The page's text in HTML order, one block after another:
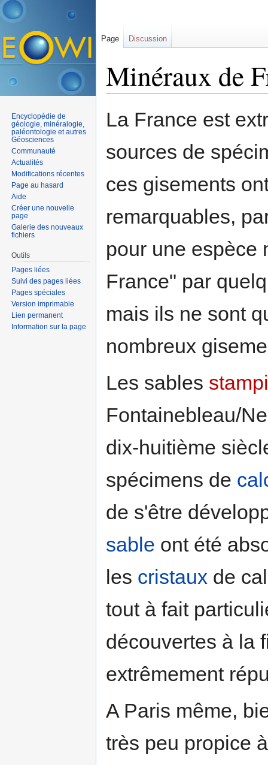
Minéraux de
La France est
sources de
ces gisements
remarquables,
pour une espèce
France" par
mais ils ne sont
nombreux
Les sables
Fontainebleau/
dix-huitième
spécimens de
de s'être
sable ont été
les cristaux de
tout à fait
découvertes à la
extrêmement
A Paris même,
très peu propice
Page Discussion
Encyclopédie de
géologie, minéralogie,
paléontologie et autres
Géosciences
Communauté
Actualités
Modifications récentes
Page au hasard
Aide
Créer une nouvelle
page
Galerie des nouveaux
fichiers
Outils
Pages liées
Suivi des pages liées
Pages spéciales
Version imprimable
Lien permanent
Information sur la page